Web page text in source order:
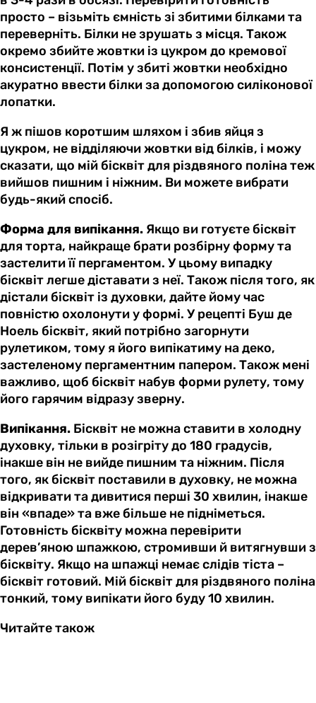
просто – візьміть ємність зі збитими білками та
переверніть. Білки не зрушать з місця. Також
окремо збийте жовтки із цукром до кремової
консистенції. Потім у збиті жовтки необхідно
акуратно ввести білки за допомогою силіконової
лопатки.
Я ж пішов коротшим шляхом і збив яйця з
цукром, не відділяючи жовтки від білків, і можу
сказати, що мій бісквіт для різдвяного поліна теж
вийшов пишним і ніжним. Ви можете вибрати
будь-який спосіб.
Форма для випікання. Якщо ви готуєте бісквіт
для торта, найкраще брати розбірну форму та
застелити її пергаментом. У цьому випадку
бісквіт легше діставати з неї. Також після того, як
дістали бісквіт із духовки, дайте йому час
повністю охолонути у формі. У рецепті Буш де
Ноель бісквіт, який потрібно загорнути
рулетиком, тому я його випікатиму на деко,
застеленому пергаментним папером. Також мені
важливо, щоб бісквіт набув форми рулету, тому
його гарячим відразу зверну.
Випікання. Бісквіт не можна ставити в холодну
духовку, тільки в розігріту до 180 градусів,
інакше він не вийде пишним та ніжним. Після
того, як бісквіт поставили в духовку, не можна
відкривати та дивитися перші 30 хвилин, інакше
він «впаде» та вже більше не підніметься.
Готовність бісквіту можна перевірити
дерев’яною шпажкою, стромивши й витягнувши з
бісквіту. Якщо на шпажці немає слідів тіста –
бісквіт готовий. Мій бісквіт для різдвяного поліна
тонкий, тому випікати його буду 10 хвилин.
Читайте також